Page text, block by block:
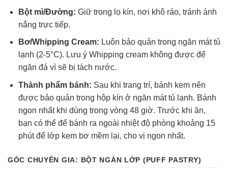
Bột mì/Đường: Giữ trong lọ kín, nơi khô ráo, tránh ánh
nắng trực tiếp.
Bơ/Whipping Cream: Luôn bảo quản trong ngăn mát tủ
lạnh (2-5°C). Lưu ý Whipping cream không được để
ngăn đá vì sẽ bị tách nước.
Thành phẩm bánh: Sau khi trang trí, bánh kem nên
được bảo quản trong hộp kín ở ngăn mát tủ lạnh. Bánh
ngon nhất khi dùng trong vòng 48 giờ. Trước khi ăn,
bạn có thể để bánh ra ngoài nhiệt độ phòng khoảng 15
phút để lớp kem bơ mềm lại, cho vị ngon nhất.
GÓC CHUYÊN GIA: BỘT NGÀN LỚP (PUFF PASTRY)